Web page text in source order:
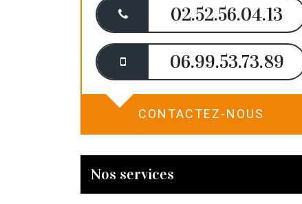
02.52.56.04.13
06.99.53.73.89
CONTACTEZ-NOUS
Nos services